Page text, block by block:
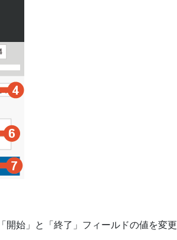
始」と「終了」フィールドの値を変更